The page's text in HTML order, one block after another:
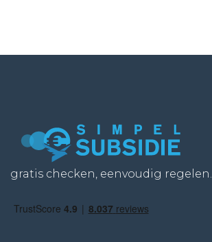
gratis checken, eenvoudig regelen.